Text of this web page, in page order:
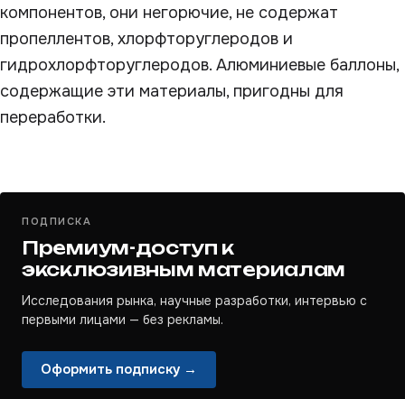
компонентов, они негорючие, не содержат
пропеллентов, хлорфторуглеродов и
гидрохлорфторуглеродов. Алюминиевые баллоны,
содержащие эти материалы, пригодны для
переработки.
ПОДПИСКА
Премиум-доступ к
эксклюзивным материалам
Исследования рынка, научные разработки, интервью с
первыми лицами — без рекламы.
Оформить подписку →